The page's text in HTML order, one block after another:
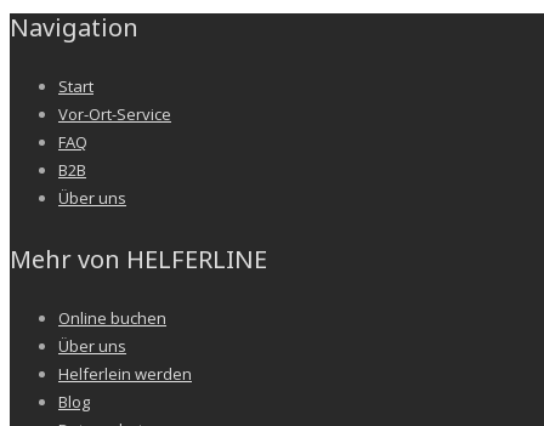
Navigation
Start
Vor-Ort-Service
FAQ
B2B
Über uns
Mehr von HELFERLINE
Online buchen
Über uns
Helferlein werden
Blog